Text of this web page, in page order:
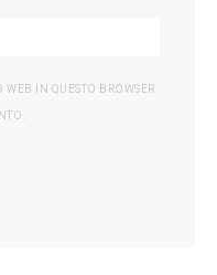
IN QUESTO BROWSER